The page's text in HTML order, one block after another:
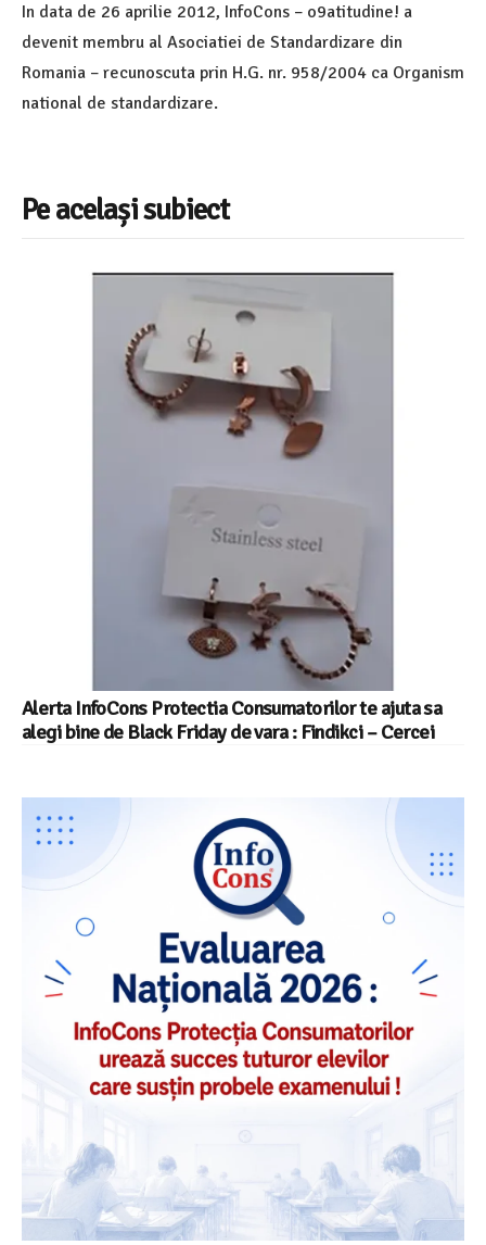
In data de 26 aprilie 2012, InfoCons – o9atitudine! a
devenit membru al Asociatiei de Standardizare din
Romania – recunoscuta prin H.G. nr. 958/2004 ca Organism
national de standardizare.
Pe același subiect
Alerta InfoCons Protectia Consumatorilor te ajuta sa
alegi bine de Black Friday de vara : Findikci – Cercei